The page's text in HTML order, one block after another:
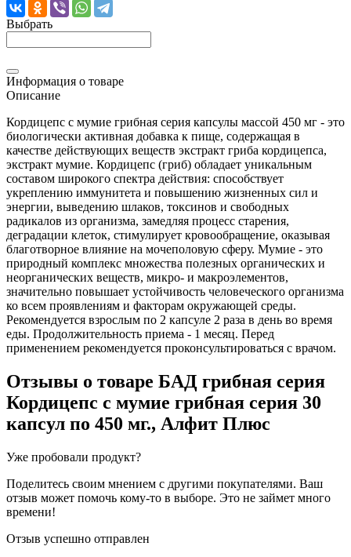
Выбрать
Информация о товаре
Описание
Кордицепс с мумие грибная серия капсулы массой 450 мг - это
биологически активная добавка к пище, содержащая в
качестве действующих веществ экстракт гриба кордицепса,
экстракт мумие. Кордицепс (гриб) обладает уникальным
составом широкого спектра действия: способствует
укреплению иммунитета и повышению жизненных сил и
энергии, выведению шлаков, токсинов и свободных
радикалов из организма, замедляя процесс старения,
деградации клеток, стимулирует кровообращение, оказывая
благотворное влияние на мочеполовую сферу. Мумие - это
природный комплекс множества полезных органических и
неорганических веществ, микро- и макроэлементов,
значительно повышает устойчивость человеческого организма
ко всем проявлениям и факторам окружающей среды.
Рекомендуется взрослым по 2 капсуле 2 раза в день во время
еды. Продолжительность приема - 1 месяц. Перед
применением рекомендуется проконсультироваться с врачом.
Отзывы о товаре БАД грибная серия
Кордицепс с мумие грибная серия 30
капсул по 450 мг., Алфит Плюс
Уже пробовали продукт?
Поделитесь своим мнением с другими покупателями. Ваш
отзыв может помочь кому-то в выборе. Это не займет много
времени!
Отзыв успешно отправлен